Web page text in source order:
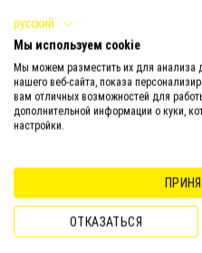
Рекомендуется поместить
нем отмечается
пищевым конкурентом
быстрому очищению
биологической борьбы с
случае не стоит применять
Помимо своей
то, что выступает в качестве
русский
Мы используем cookie
Мы можем разместить их для анализа
нашего веб-сайта, показа
вам отличных возможностей для
дополнительной информации о куки,
настройки.
ОТКАЗАТЬСЯ